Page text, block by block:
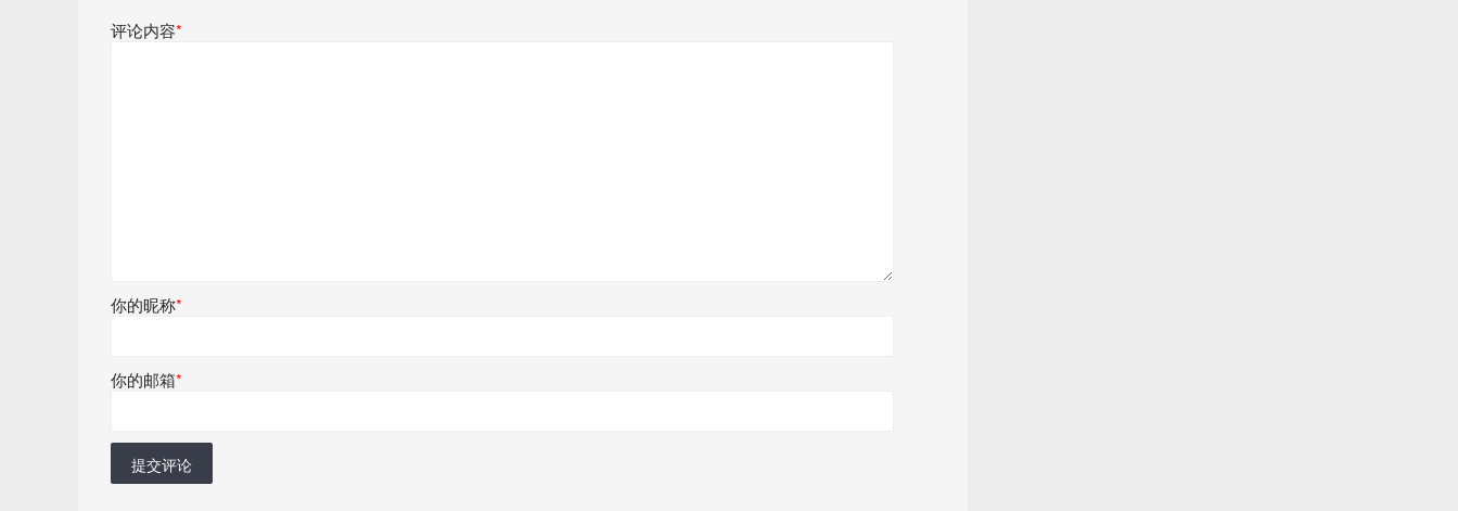
评论内容*
你的昵称*
你的邮箱*
提交评论